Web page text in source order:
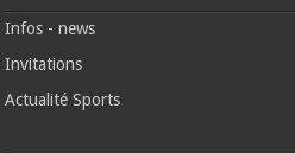
Infos - news
Invitations
Actualité Sports